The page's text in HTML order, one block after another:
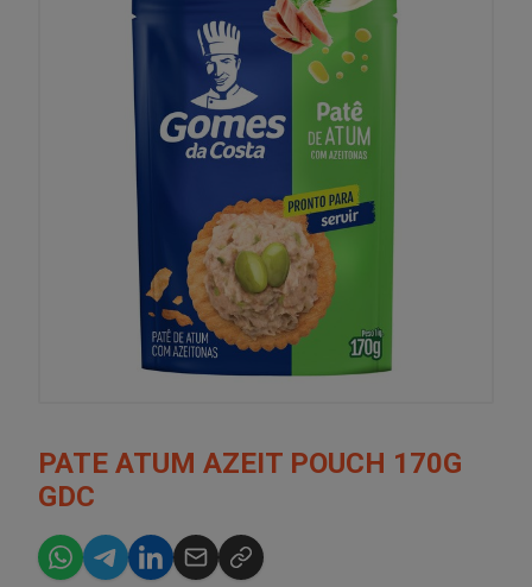
PATE ATUM AZEIT POUCH 170G
GDC